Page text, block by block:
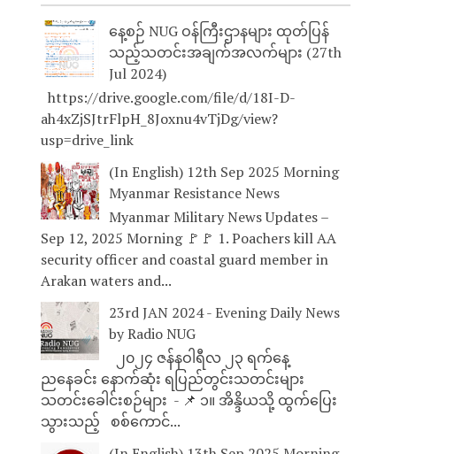
နေ့စဉ် NUG ဝန်ကြီးဌာနများ ထုတ်ပြန်
သည့်သတင်းအချက်အလက်များ (27th
Jul 2024)
https://drive.google.com/file/d/18I-D-
ah4xZjSJtrFlpH_8Joxnu4vTjDg/view?
usp=drive_link
(In English) 12th Sep 2025 Morning
Myanmar Resistance News
Myanmar Military News Updates –
Sep 12, 2025 Morning 🚩🚩 1. Poachers kill AA
security officer and coastal guard member in
Arakan waters and...
23rd JAN 2024 - Evening Daily News
by Radio NUG
၂၀၂၄ ဇန်နဝါရီလ ၂၃ ရက်နေ့
ညနေခင်း နောက်ဆုံး ရပြည်တွင်းသတင်းများ
သတင်းခေါင်းစဉ်များ - 📌 ၁။ အိန္ဒိယသို့ ထွက်ပြေး
သွားသည့် စစ်ကောင်...